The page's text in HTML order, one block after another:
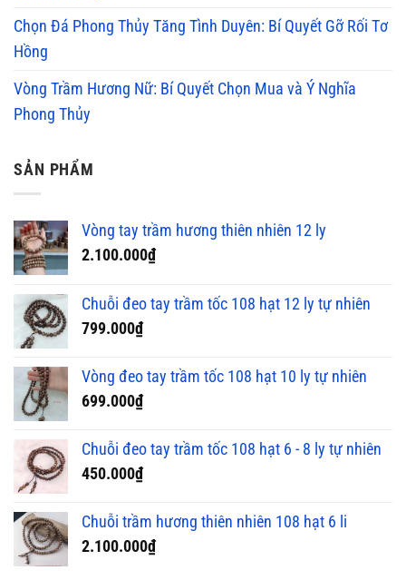
Chọn Đá Phong Thủy Tăng Tình Duyên: Bí Quyết Gỡ Rối Tơ
Hồng
Vòng Trầm Hương Nữ: Bí Quyết Chọn Mua và Ý Nghĩa
Phong Thủy
SẢN PHẨM
Vòng tay trầm hương thiên nhiên 12 ly
2.100.000₫
Chuỗi đeo tay trầm tốc 108 hạt 12 ly tự nhiên
799.000₫
Vòng đeo tay trầm tốc 108 hạt 10 ly tự nhiên
699.000₫
Chuỗi đeo tay trầm tốc 108 hạt 6 - 8 ly tự nhiên
450.000₫
Chuỗi trầm hương thiên nhiên 108 hạt 6 li
2.100.000₫